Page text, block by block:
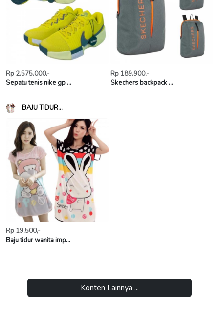
Rp 2.575.000,-
Sepatu tenis nike gp ...
Rp 189.900,-
Skechers backpack ...
BAJU TIDUR...
Rp 19.500,-
Baju tidur wanita imp...
Konten Lainnya ...